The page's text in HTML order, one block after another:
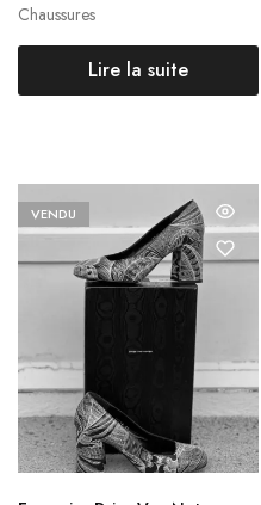
Chaussures
Lire la suite
VENDU